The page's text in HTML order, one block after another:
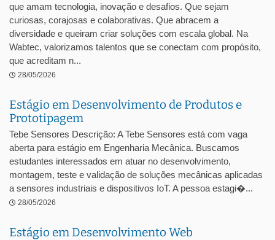
que amam tecnologia, inovação e desafios. Que sejam
curiosas, corajosas e colaborativas. Que abracem a
diversidade e queiram criar soluções com escala global. Na
Wabtec, valorizamos talentos que se conectam com propósito,
que acreditam n...
28/05/2026
Estágio em Desenvolvimento de Produtos e
Prototipagem
Tebe Sensores Descrição: A Tebe Sensores está com vaga
aberta para estágio em Engenharia Mecânica. Buscamos
estudantes interessados em atuar no desenvolvimento,
montagem, teste e validação de soluções mecânicas aplicadas
a sensores industriais e dispositivos IoT. A pessoa estagi�...
28/05/2026
Estágio em Desenvolvimento Web